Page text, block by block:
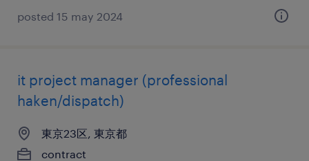
posted 15 may 2024
it project manager (professional
haken/dispatch)
東京23区, 東京都
contract